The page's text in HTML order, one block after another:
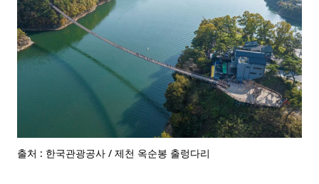
출처 : 한국관광공사 / 제천 옥순봉 출렁다리